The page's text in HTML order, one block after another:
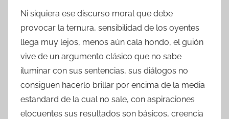
Ni siquiera ese discurso moral que debe
provocar la ternura, sensibilidad de los oyentes
llega muy lejos, menos aún cala hondo, el guión
vive de un argumento clásico que no sabe
iluminar con sus sentencias, sus diálogos no
consiguen hacerlo brillar por encima de la media
estandard de la cual no sale, con aspiraciones
elocuentes sus resultados son básicos, creencia